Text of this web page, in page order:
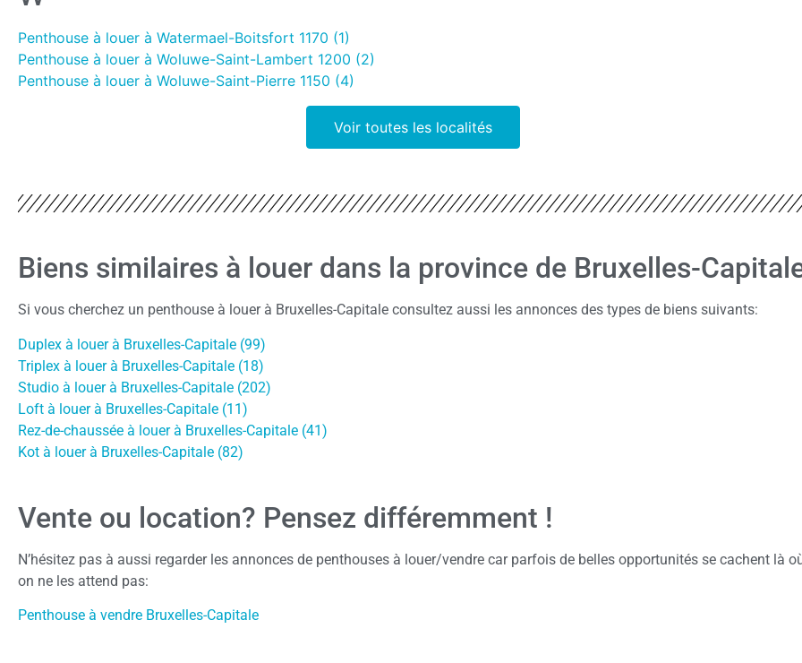
Penthouse à louer à Watermael-Boitsfort 1170 (1)
Penthouse à louer à Woluwe-Saint-Lambert 1200 (2)
Penthouse à louer à Woluwe-Saint-Pierre 1150 (4)
Voir toutes les localités
Biens similaires à louer dans la province de Bruxelles-
Si vous cherchez un penthouse à louer à Bruxelles-Capitale consultez aussi les annonces des types de biens suivants:
Duplex à louer à Bruxelles-Capitale (99)
Triplex à louer à Bruxelles-Capitale (18)
Studio à louer à Bruxelles-Capitale (202)
Loft à louer à Bruxelles-Capitale (11)
Rez-de-chaussée à louer à Bruxelles-Capitale (41)
Kot à louer à Bruxelles-Capitale (82)
Vente ou location? Pensez différemment !
N’hésitez pas à aussi regarder les annonces de penthouses à louer/vendre car parfois de belles opportunités se cachent là
on ne les attend pas:
Penthouse à vendre Bruxelles-Capitale